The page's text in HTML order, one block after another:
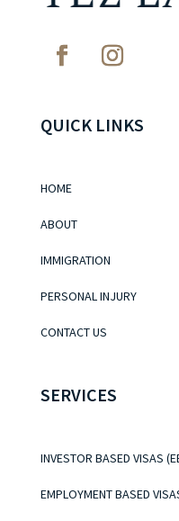
QUICK LINKS
HOME
ABOUT
IMMIGRATION
PERSONAL INJURY
CONTACT US
SERVICES
INVESTOR BASED VISAS
EMPLOYMENT BASED